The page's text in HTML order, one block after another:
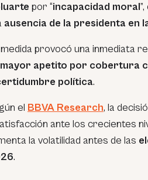
por “incapacidad moral
ausencia de la presidenta en
provocó una inmediata
mayor apetito por cobertura
política.
el BBVA Research, la
ante los crecientes
la volatilidad antes de las
.